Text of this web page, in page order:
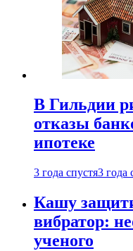
В Гильдии
отказы
ипотеке
3 года спустя3 года
Кашу
вибратор:
ученого